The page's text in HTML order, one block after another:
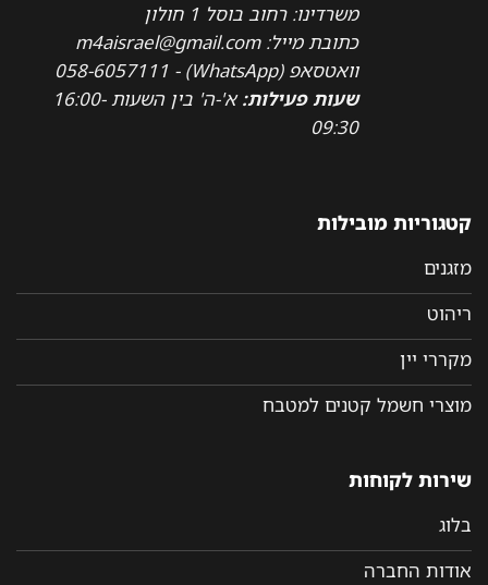
משרדינו: רחוב בוסל 1 חולון
כתובת מייל: m4aisrael@gmail.com
וואטסאפ (WhatsApp) - 058-6057111
שעות פעילות:
א'-ה' בין השעות 16:00-
09:30
קטגוריות מובילות
מזגנים
ריהוט
מקררי יין
מוצרי חשמל קטנים למטבח
שירות לקוחות
בלוג
אודות החברה